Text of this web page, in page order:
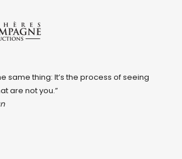
same thing: It’s the process of seeing
are not you.”